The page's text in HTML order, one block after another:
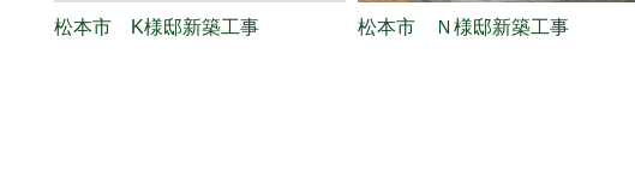
松本市 K様邸新築工事 松本市 Ｎ様邸新築工事